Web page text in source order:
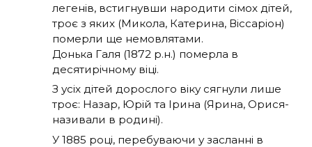
легенів, встигнувши народити сімох дітей,
троє з яких (Микола, Катерина, Віссаріон)
померли ще немовлятами.
Донька Галя (1872 р.н.) померла в
десятирічному віці.
З усіх дітей дорослого віку сягнули лише
троє: Назар, Юрій та Ірина (Ярина, Орися-
називали в родині).
У 1885 році, перебуваючи у засланні в